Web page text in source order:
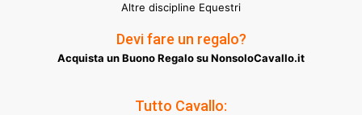
Altre discipline Equestri
Devi fare un regalo?
Acquista un Buono Regalo su NonsoloCavallo.it
Tutto Cavallo: